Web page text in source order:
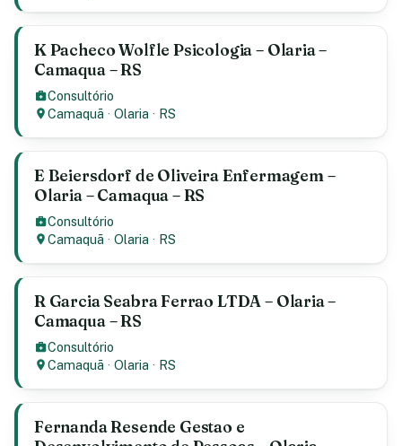
K Pacheco Wolfle Psicologia – Olaria –
Camaqua – RS
Consultório
Camaquã ·Olaria · RS
E Beiersdorf de Oliveira Enfermagem –
Olaria – Camaqua – RS
Consultório
Camaquã ·Olaria · RS
R Garcia Seabra Ferrao LTDA – Olaria –
Camaqua – RS
Consultório
Camaquã ·Olaria · RS
Fernanda Resende Gestao e